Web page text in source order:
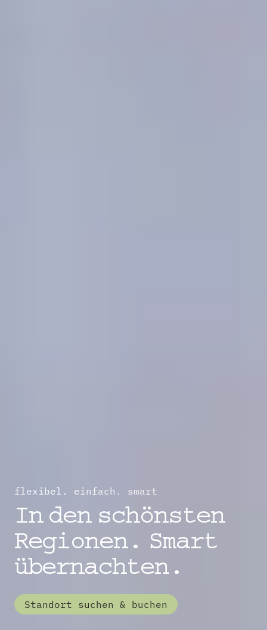
flexibel. einfach. smart
In den schönsten
Regionen. Smart
übernachten.
Standort suchen & buchen